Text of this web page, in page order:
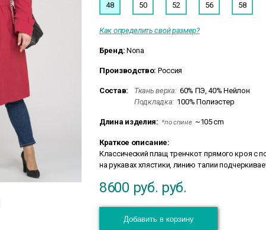
48 50 52 56 58
Как определить свой размер?
Бренд: Nona
Производство: Россия
Состав: Ткань верха: 60% ПЭ, 40% Нейлон
Подкладка: 100% Полиэстер
Длина изделия: *по спине ~105 cm
Краткое описание:
Классический плащ тренчкот прямого кроя с
на рукавах хлястики, линию талии
8600 руб. руб.
Добавить в корзину